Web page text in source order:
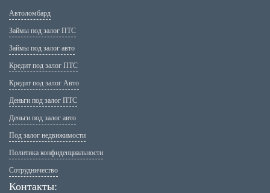
Автоломбард
Займы под залог ПТС
Займы под залог авто
Кредит под залог ПТС
Кредит под залог Авто
Деньги под залог ПТС
Деньги под залог авто
Под залог недвижимости
Политика конфиденциальности
Сотрудничество
Контакты: